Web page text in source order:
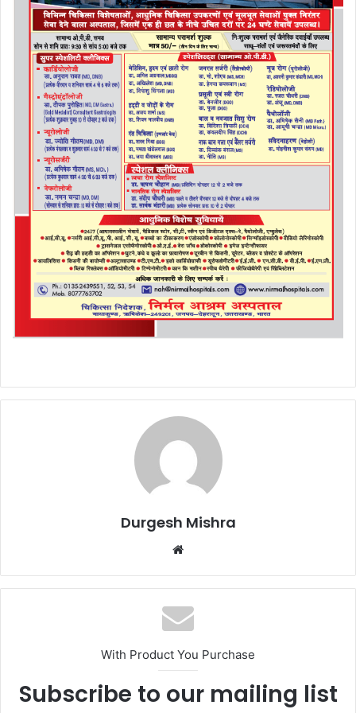
Durgesh Mishra
Website
With Product You Purchase
Subscribe to our mailing list